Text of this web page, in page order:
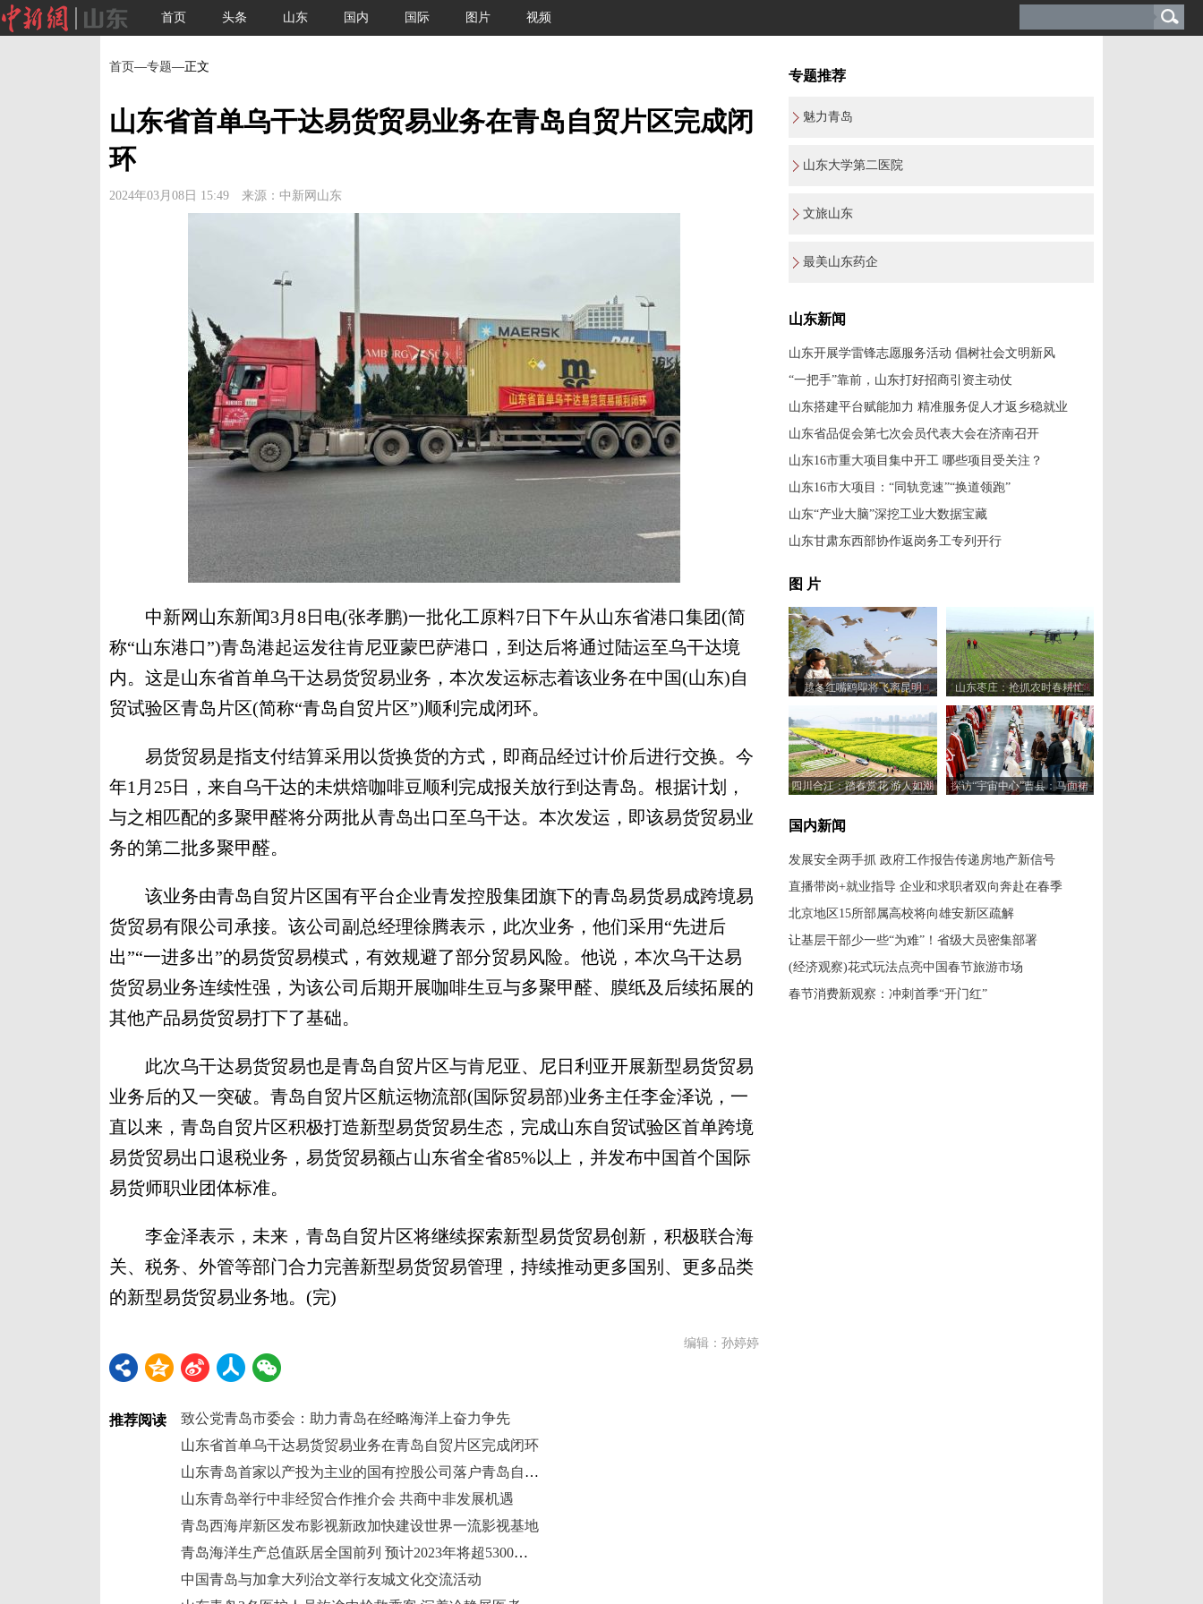
首页 头条 山东 国内 国际 图片 视频
首页—专题—正文
山东省首单乌干达易货贸易业务在青岛自贸片区完成闭
环
2024年03月08日 15:49 来源：中新网山东
中新网山东新闻3月8日电(张孝鹏)一批化工原料7日下午从山东省港口集团(简
称“山东港口”)青岛港起运发往肯尼亚蒙巴萨港口，到达后将通过陆运至乌干达境
内。这是山东省首单乌干达易货贸易业务，本次发运标志着该业务在中国(山东)自
贸试验区青岛片区(简称“青岛自贸片区”)顺利完成闭环。
易货贸易是指支付结算采用以货换货的方式，即商品经过计价后进行交换。今
年1月25日，来自乌干达的未烘焙咖啡豆顺利完成报关放行到达青岛。根据计划，
与之相匹配的多聚甲醛将分两批从青岛出口至乌干达。本次发运，即该易货贸易业
务的第二批多聚甲醛。
该业务由青岛自贸片区国有平台企业青发控股集团旗下的青岛易货易成跨境易
货贸易有限公司承接。该公司副总经理徐腾表示，此次业务，他们采用“先进后
出”“一进多出”的易货贸易模式，有效规避了部分贸易风险。他说，本次乌干达易
货贸易业务连续性强，为该公司后期开展咖啡生豆与多聚甲醛、膜纸及后续拓展的
其他产品易货贸易打下了基础。
此次乌干达易货贸易也是青岛自贸片区与肯尼亚、尼日利亚开展新型易货贸易
业务后的又一突破。青岛自贸片区航运物流部(国际贸易部)业务主任李金泽说，一
直以来，青岛自贸片区积极打造新型易货贸易生态，完成山东自贸试验区首单跨境
易货贸易出口退税业务，易货贸易额占山东省全省85%以上，并发布中国首个国际
易货师职业团体标准。
李金泽表示，未来，青岛自贸片区将继续探索新型易货贸易创新，积极联合海
关、税务、外管等部门合力完善新型易货贸易管理，持续推动更多国别、更多品类
的新型易货贸易业务地。(完)
编辑：孙婷婷
推荐阅读
致公党青岛市委会：助力青岛在经略海洋上奋力争先
山东省首单乌干达易货贸易业务在青岛自贸片区完成闭环
山东青岛首家以产投为主业的国有控股公司落户青岛自贸片区
山东青岛举行中非经贸合作推介会 共商中非发展机遇
青岛西海岸新区发布影视新政加快建设世界一流影视基地
青岛海洋生产总值跃居全国前列 预计2023年将超5300亿元
中国青岛与加拿大列治文举行友城文化交流活动
专题推荐
魅力青岛
山东大学第二医院
文旅山东
最美山东药企
山东新闻
山东开展学雷锋志愿服务活动 倡树社会文明新风
“一把手”靠前，山东打好招商引资主动仗
山东搭建平台赋能加力 精准服务促人才返乡稳就业
山东省品促会第七次会员代表大会在济南召开
山东16市重大项目集中开工 哪些项目受关注？
山东16市大项目：“同轨竞速”“换道领跑”
山东“产业大脑”深挖工业大数据宝藏
山东甘肃东西部协作返岗务工专列开行
图 片
越冬红嘴鸥即将飞离昆明 山东枣庄：抢抓农时春耕忙
四川合江：踏春赏花 游人如潮
探访“宇宙中心”曹县：马面裙
国内新闻
发展安全两手抓 政府工作报告传递房地产新信号
直播带岗+就业指导 企业和求职者双向奔赴在春季
北京地区15所部属高校将向雄安新区疏解
让基层干部少一些“为难”！省级大员密集部署
(经济观察)花式玩法点亮中国春节旅游市场
春节消费新观察：冲刺首季“开门红”